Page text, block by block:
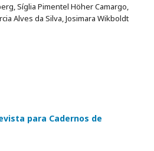
Síglia Pimentel Höher Camargo,
Alves da Silva, Josimara Wikboldt
para Cadernos de